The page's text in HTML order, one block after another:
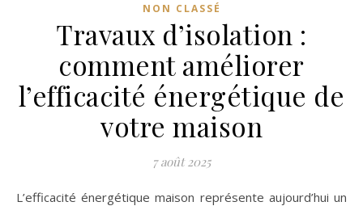
NON CLASSÉ
Travaux d’isolation :
comment améliorer
l’efficacité énergétique de
votre maison
7 août 2025
L’efficacité énergétique maison représente aujourd’hui un